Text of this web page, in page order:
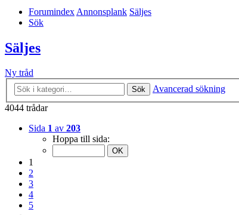
Forumindex Annonsplank Säljes
Sök
Säljes
Ny tråd
Sök
Avancerad sökning
4044 trådar
Sida 1 av 203
Hoppa till sida:
1
2
3
4
5